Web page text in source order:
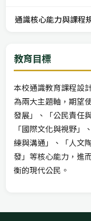
通識核心能力與課程
教育目標
本校通識教育課程設
為兩大主題軸，期望
發展」、「公民責任
「國際文化與視野
練與溝通」、「人文
發」等核心能力，進
衡的現代公民。